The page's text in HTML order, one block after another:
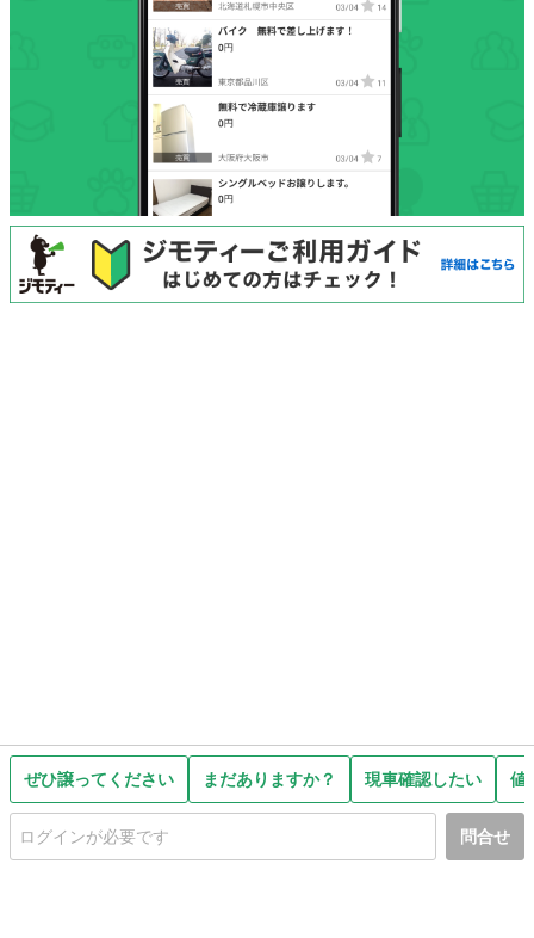
ぜひ譲ってください まだありますか？ 現車確認したい 値
問合せ